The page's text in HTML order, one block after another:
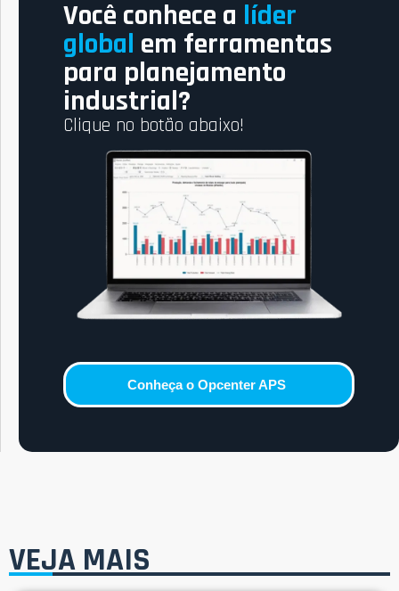
Você conhece a líder
global em ferramentas
para planejamento
industrial?
Clique no botão abaixo!
Conheça o Opcenter APS
VEJA MAIS